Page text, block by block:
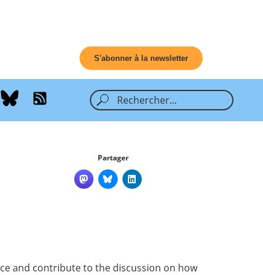
S'abonner à la newsletter
Partager
and contribute to the discussion on how